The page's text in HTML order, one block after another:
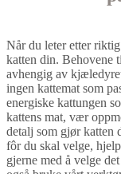
Når du leter etter
katten din. Behovene
avhengig av
ingen kattemat som
energiske kattungen
kattens mat, vær
detalj som gjør
fôr du skal velge,
gjerne med å velge